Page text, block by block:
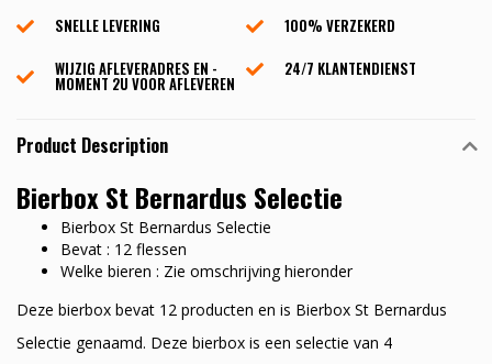
SNELLE LEVERING
100% VERZEKERD
WIJZIG AFLEVERADRES EN -
MOMENT 2U VOOR AFLEVEREN
24/7 KLANTENDIENST
Product Description
Bierbox St Bernardus Selectie
Bierbox St Bernardus Selectie
Bevat : 12 flessen
Welke bieren : Zie omschrijving hieronder
Deze bierbox bevat 12 producten en is Bierbox St Bernardus
Selectie genaamd. Deze bierbox is een selectie van 4